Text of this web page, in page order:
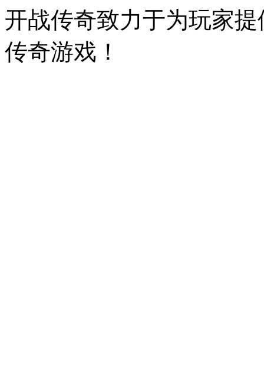
开战传奇致力于为玩家
传奇游戏！